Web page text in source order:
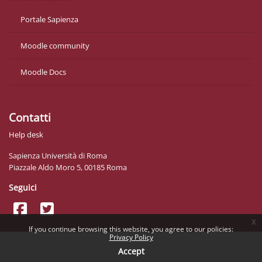
If you continue browsing this website, you agree to our policies:
Privacy Policy
Accept
x
Portale Sapienza
Moodle community
Moodle Docs
Contatti
Help desk
Sapienza Università di Roma
Piazzale Aldo Moro 5, 00185 Roma
Seguici